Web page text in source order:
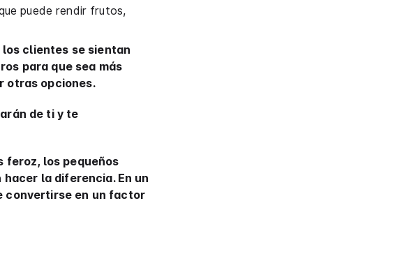
puede rendir frutos,
clientes se sientan
para que sea más
otras opciones.
de ti y te
feroz, los pequeños
la diferencia. En un
convertirse en un factor